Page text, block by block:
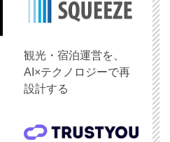
観光・宿泊運営を、
AI×テクノロジーで再
設計する